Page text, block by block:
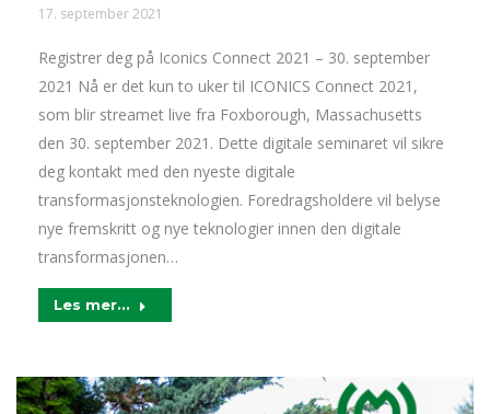
17. september 2021
Registrer deg på Iconics Connect 2021 – 30. september
2021 Nå er det kun to uker til ICONICS Connect 2021,
som blir streamet live fra Foxborough, Massachusetts
den 30. september 2021. Dette digitale seminaret vil sikre
deg kontakt med den nyeste digitale
transformasjonsteknologien. Foredragsholdere vil belyse
nye fremskritt og nye teknologier innen den digitale
transformasjonen…
Les mer...